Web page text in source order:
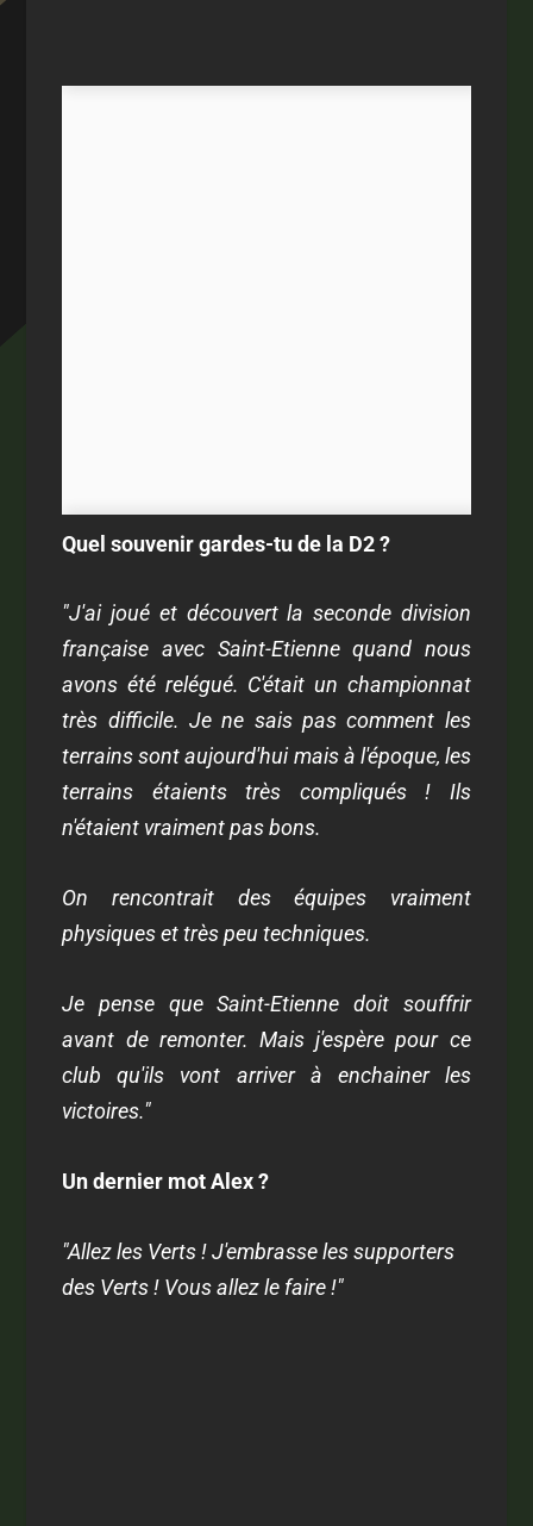
Quel souvenir gardes-tu de la D2 ?
"J'ai joué et découvert la seconde division
française avec Saint-Etienne quand nous
avons été relégué. C'était un championnat
très difficile. Je ne sais pas comment les
terrains sont aujourd'hui mais à l'époque, les
terrains étaients très compliqués ! Ils
n'étaient vraiment pas bons.
On rencontrait des équipes vraiment
physiques et très peu techniques.
Je pense que Saint-Etienne doit souffrir
avant de remonter. Mais j'espère pour ce
club qu'ils vont arriver à enchainer les
victoires."
Un dernier mot Alex ?
"Allez les Verts ! J'embrasse les supporters
des Verts ! Vous allez le faire !"